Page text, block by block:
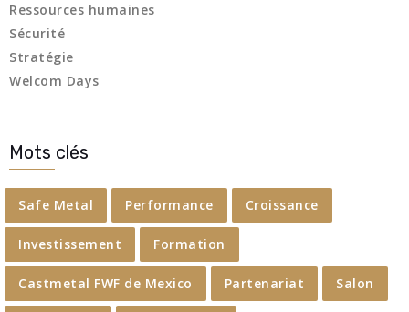
Ressources humaines
Sécurité
Stratégie
Welcom Days
Mots clés
Safe Metal Performance Croissance
Investissement Formation
Castmetal FWF de Mexico Partenariat Salon